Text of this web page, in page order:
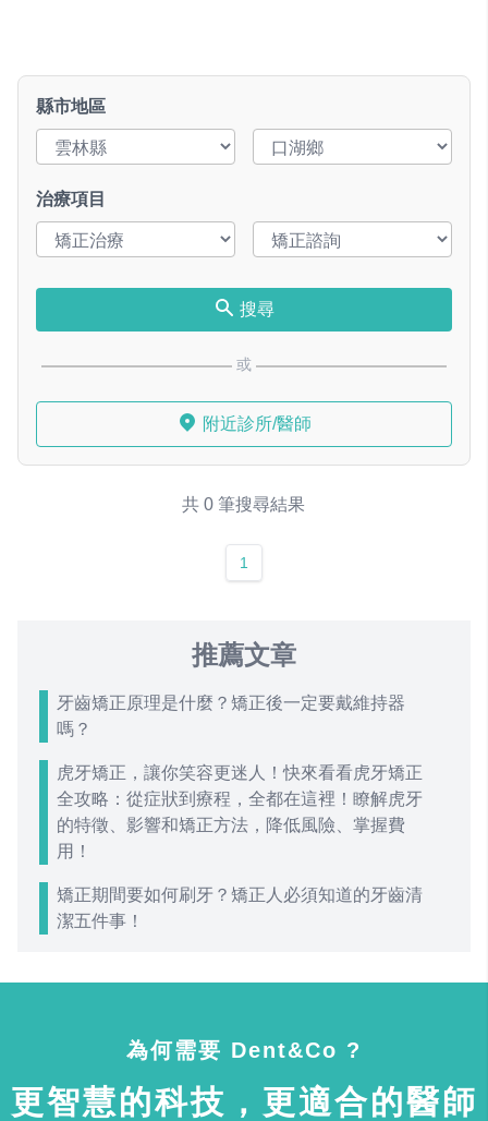
縣市地區
治療項目
搜尋
或
附近診所/醫師
共 0 筆搜尋結果
1
推薦文章
牙齒矯正原理是什麼？矯正後一定要戴維持器
嗎？
虎牙矯正，讓你笑容更迷人！快來看看虎牙矯正
全攻略：從症狀到療程，全都在這裡！瞭解虎牙
的特徵、影響和矯正方法，降低風險、掌握費
用！
矯正期間要如何刷牙？矯正人必須知道的牙齒清
潔五件事！
為何需要 Dent&Co ?
更智慧的科技，更適合的醫師